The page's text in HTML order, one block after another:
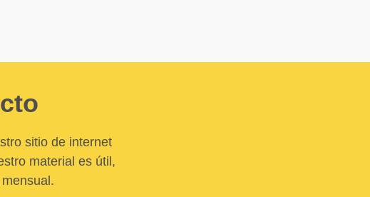
sitio de internet
material es útil,